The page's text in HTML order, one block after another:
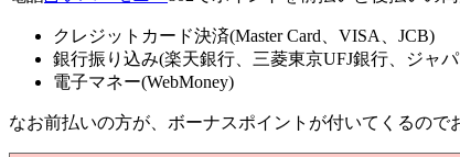
クレジットカード決済(Master Card、VISA、JCB)
銀行振り込み(楽天銀行、三菱東京UFJ銀行、ジャ
電子マネー(WebMoney)
なお前払いの方が、 ボーナスポイント が付いてくるので